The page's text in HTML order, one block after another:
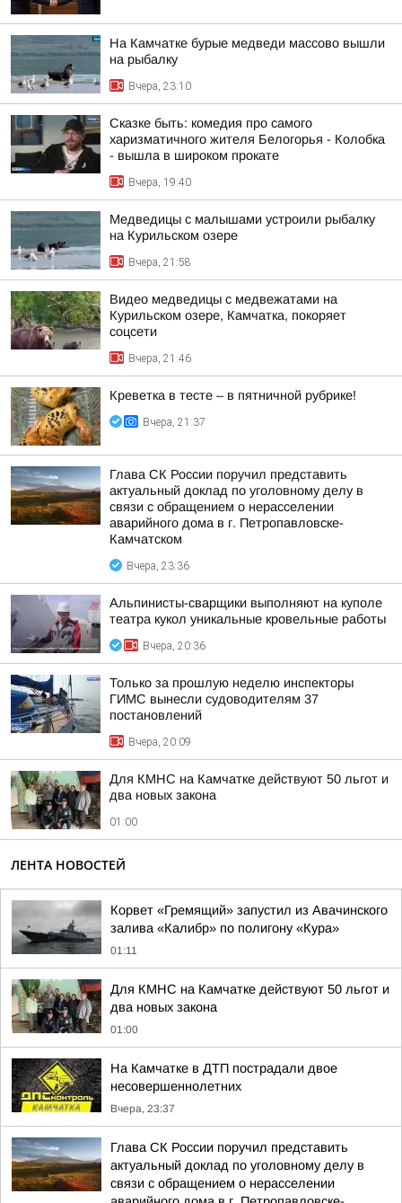
На Камчатке бурые медведи массово вышли
на рыбалку
Вчера, 23:10
Сказке быть: комедия про самого
харизматичного жителя Белогорья - Колобка
- вышла в широком прокате
Вчера, 19:40
Медведицы с малышами устроили рыбалку
на Курильском озере
Вчера, 21:58
Видео медведицы с медвежатами на
Курильском озере, Камчатка, покоряет
соцсети
Вчера, 21:46
Креветка в тесте – в пятничной рубрике!
Вчера, 21:37
Глава СК России поручил представить
актуальный доклад по уголовному делу в
связи с обращением о нерасселении
аварийного дома в г. Петропавловске-
Камчатском
Вчера, 23:36
Альпинисты-сварщики выполняют на куполе
театра кукол уникальные кровельные работы
Вчера, 20:36
Только за прошлую неделю инспекторы
ГИМС вынесли судоводителям 37
постановлений
Вчера, 20:09
Для КМНС на Камчатке действуют 50 льгот и
два новых закона
01:00
ЛЕНТА НОВОСТЕЙ
Корвет «Гремящий» запустил из Авачинского
залива «Калибр» по полигону «Кура»
01:11
Для КМНС на Камчатке действуют 50 льгот и
два новых закона
01:00
На Камчатке в ДТП пострадали двое
несовершеннолетних
Вчера, 23:37
Глава СК России поручил представить
актуальный доклад по уголовному делу в
связи с обращением о нерасселении